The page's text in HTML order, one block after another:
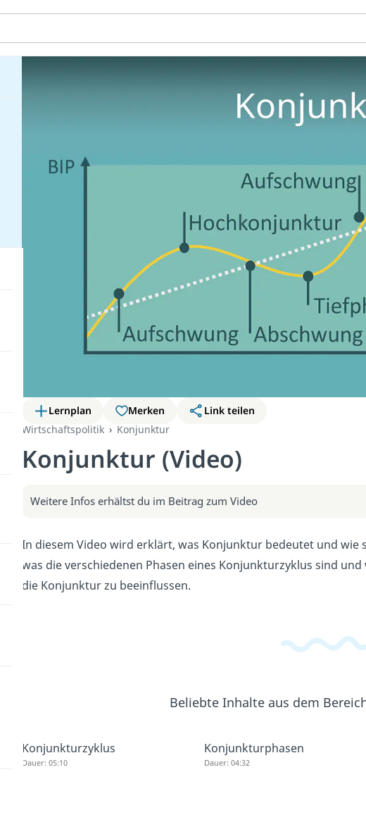
Lernplan Merken
Link teilen
Wirtschaftspolitik
Konjunktur
Konjunktur (Video)
Weitere Infos erhältst du im Beitrag zum Video
In diesem Video wird erklärt, was Konjunktur bedeutet und
was die verschiedenen Phasen eines Konjunkturzyklus sind
die Konjunktur zu beeinflussen.
Beliebte Inhalte aus dem
Konjunkturzyklus
Dauer: 05:10
Konjunkturphasen
Dauer: 04:32